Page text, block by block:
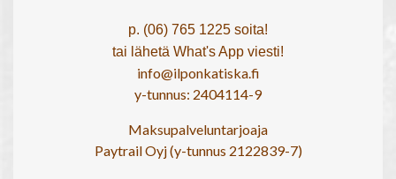
p. (06) 765 1225 soita!
tai lähetä What's App viesti!
info@ilponkatiska.fi
y-tunnus: 2404114-9
Maksupalveluntarjoaja
Paytrail Oyj (y-tunnus 2122839-7)